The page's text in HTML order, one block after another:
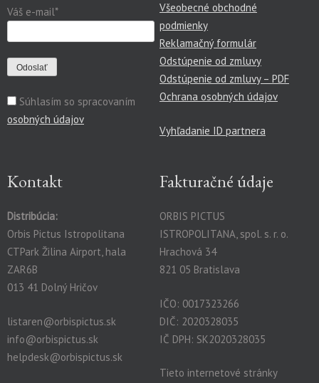
Váš e-mail*
Súhlasím so spracovaním
osobných údajov
Všeobecné obchodné
podmienky
Reklamačný formulár
Odstúpenie od zmluvy
Odstúpenie od zmluvy – PDF
Ochrana osobných údajov
Vyhľadanie ID partnera
Kontakt
Distribúcia:
Orbis Pictus Istropolitana
CTPark Žilina Airport, hala
ZAR6B
013 41 Dolný Hričov
listaren@orbispictus.sk
info@orbispictus.sk
helpdesk@orbispictus.sk
Fakturačné údaje
ORBIS PICTUS
ISTROPOLITANA, spol. s. r. o.
Hrachová 34
821 05 Bratislava
IČO: 0017323266
DIČ: 2020328035
IČ DPH: SK2020328035
Tieto internetové stránky